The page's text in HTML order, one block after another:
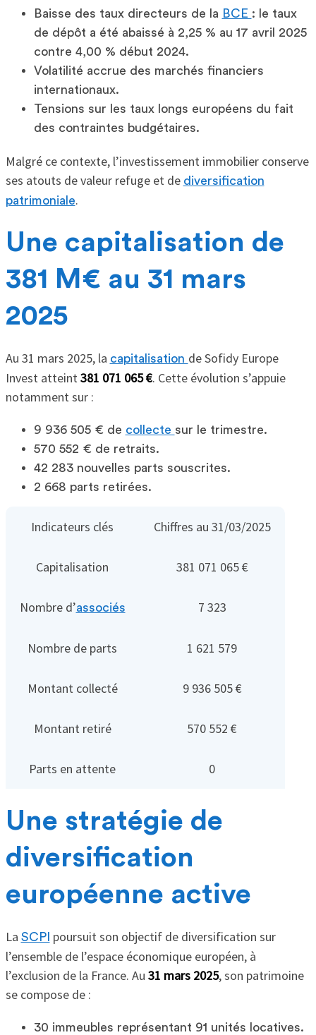
Baisse des taux directeurs de la BCE : le taux
de dépôt a été abaissé à 2,25 % au 17 avril 2025
contre 4,00 % début 2024.
Volatilité accrue des marchés financiers
internationaux.
Tensions sur les taux longs européens du fait
des contraintes budgétaires.
Malgré ce contexte, l’investissement immobilier conserve
ses atouts de valeur refuge et de diversification
patrimoniale.
Une capitalisation de
381 M€ au 31 mars
2025
Au 31 mars 2025, la capitalisation de Sofidy Europe
Invest atteint381 071 065 €. Cette évolution s’appuie
notamment sur :
9 936 505 € de collecte sur le trimestre.
570 552 € de retraits.
42 283 nouvelles parts souscrites.
2 668 parts retirées.
Indicateurs clés Chiffres au 31/03/2025
Capitalisation 381 071 065 €
Nombre d’associés 7 323
Nombre de parts 1 621 579
Montant collecté 9 936 505 €
Montant retiré 570 552 €
Parts en attente 0
Une stratégie de
diversification
européenne active
La SCPI poursuit son objectif de diversification sur
l’ensemble de l’espace économique européen, à
l’exclusion de la France. Au 31 mars 2025, son patrimoine
se compose de :
30 immeubles représentant 91 unités locatives.